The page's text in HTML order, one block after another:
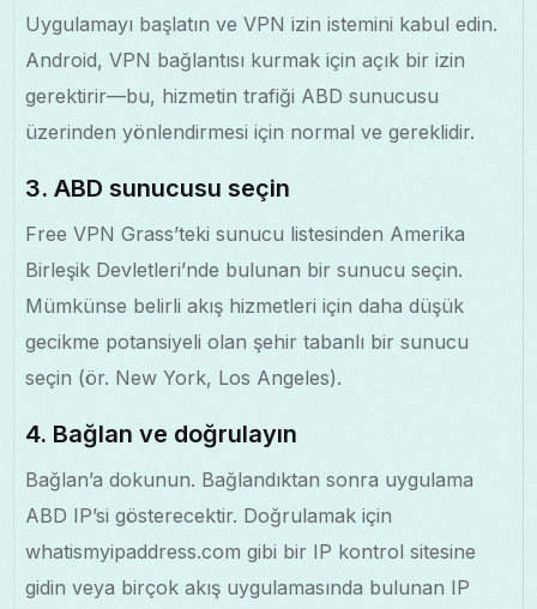
Uygulamayı başlatın ve VPN izin istemini kabul edin.
Android, VPN bağlantısı kurmak için açık bir izin
gerektirir—bu, hizmetin trafiği ABD sunucusu
üzerinden yönlendirmesi için normal ve gereklidir.
3. ABD sunucusu seçin
Free VPN Grass’teki sunucu listesinden Amerika
Birleşik Devletleri’nde bulunan bir sunucu seçin.
Mümkünse belirli akış hizmetleri için daha düşük
gecikme potansiyeli olan şehir tabanlı bir sunucu
seçin (ör. New York, Los Angeles).
4. Bağlan ve doğrulayın
Bağlan’a dokunun. Bağlandıktan sonra uygulama
ABD IP’si gösterecektir. Doğrulamak için
whatismyipaddress.com gibi bir IP kontrol sitesine
gidin veya birçok akış uygulamasında bulunan IP